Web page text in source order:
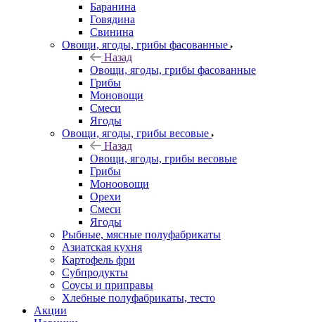
Баранина
Говядина
Свинина
Овощи, ягоды, грибы фасованные
Назад
Овощи, ягоды, грибы фасованные
Грибы
Моновощи
Смеси
Ягоды
Овощи, ягоды, грибы весовые
Назад
Овощи, ягоды, грибы весовые
Грибы
Моноовощи
Орехи
Смеси
Ягоды
Рыбные, мясные полуфабрикаты
Азиатская кухня
Картофель фри
Субпродукты
Соусы и приправы
Хлебные полуфабрикаты, тесто
Акции